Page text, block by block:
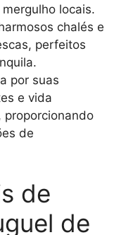
locais.
chalés e
perfeitos
por suas
e vida
proporcionando
de
de
de